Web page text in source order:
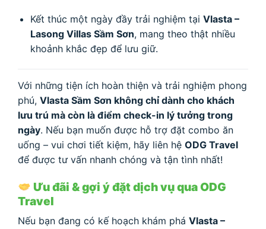
Kết thúc một ngày đầy trải nghiệm tại Vlasta –
Lasong Villas Sầm Sơn, mang theo thật nhiều
khoảnh khắc đẹp để lưu giữ.
Với những tiện ích hoàn thiện và trải nghiệm phong
phú, Vlasta Sầm Sơn không chỉ dành cho khách
lưu trú mà còn là điểm check-in lý tưởng trong
ngày. Nếu bạn muốn được hỗ trợ đặt combo ăn
uống – vui chơi tiết kiệm, hãy liên hệ ODG Travel
để được tư vấn nhanh chóng và tận tình nhất!
Ưu đãi & gợi ý đặt dịch vụ qua ODG
Travel
Nếu bạn đang có kế hoạch khám phá Vlasta –